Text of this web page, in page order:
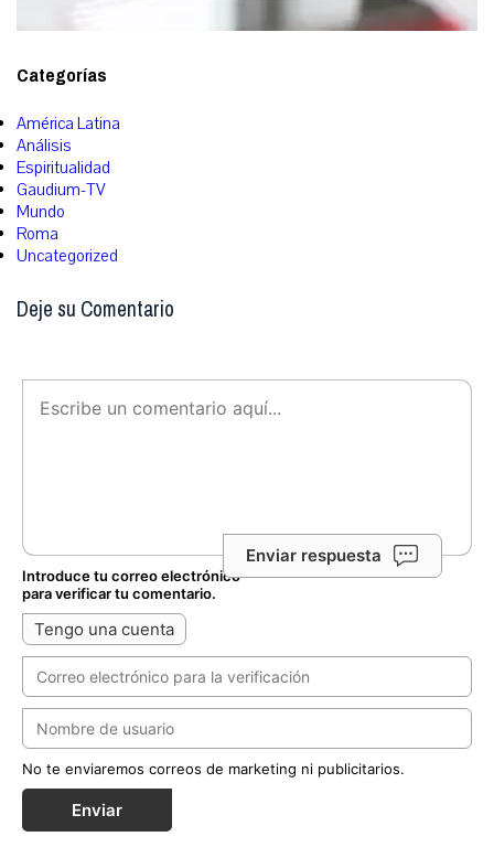
Categorías
América Latina
Análisis
Espiritualidad
Gaudium-TV
Mundo
Roma
Uncategorized
Deje su Comentario
Enviar respuesta
Introduce tu correo electrónico
para verificar tu comentario.
Tengo una cuenta
No te enviaremos correos de marketing ni publicitarios.
Enviar